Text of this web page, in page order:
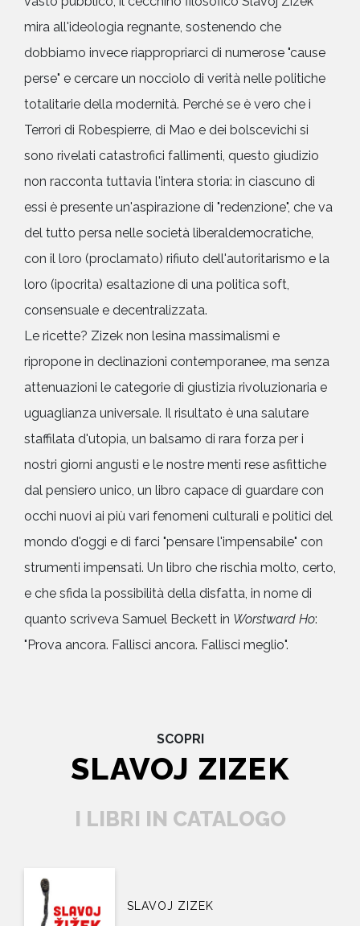
mira all'ideologia regnante, sostenendo che
dobbiamo invece riappropriarci di numerose "cause
perse" e cercare un nocciolo di verità nelle politiche
totalitarie della modernità. Perché se è vero che i
Terrori di Robespierre, di Mao e dei bolscevichi si
sono rivelati catastrofici fallimenti, questo giudizio
non racconta tuttavia l'intera storia: in ciascuno di
essi è presente un'aspirazione di "redenzione", che va
del tutto persa nelle società liberaldemocratiche,
con il loro (proclamato) rifiuto dell'autoritarismo e la
loro (ipocrita) esaltazione di una politica soft,
consensuale e decentralizzata.
Le ricette? Zizek non lesina massimalismi e
ripropone in declinazioni contemporanee, ma senza
attenuazioni le categorie di giustizia rivoluzionaria e
uguaglianza universale. Il risultato è una salutare
staffilata d'utopia, un balsamo di rara forza per i
nostri giorni angusti e le nostre menti rese asfittiche
dal pensiero unico, un libro capace di guardare con
occhi nuovi ai più vari fenomeni culturali e politici del
mondo d'oggi e di farci "pensare l'impensabile" con
strumenti impensati. Un libro che rischia molto, certo,
e che sfida la possibilità della disfatta, in nome di
quanto scriveva Samuel Beckett in Worstward Ho:
"Prova ancora. Fallisci ancora. Fallisci meglio".
SCOPRI
SLAVOJ ZIZEK
I LIBRI IN CATALOGO
SLAVOJ ZIZEK